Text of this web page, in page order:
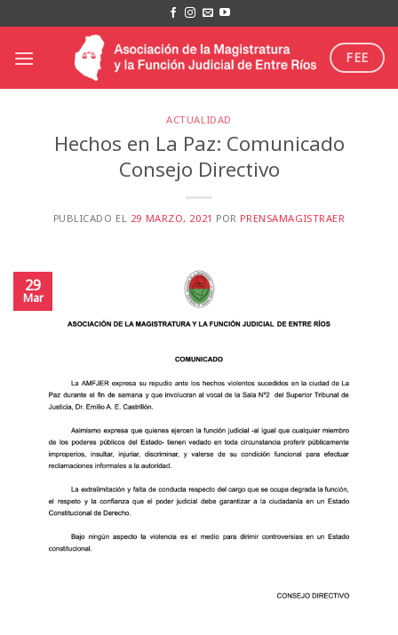
al
contenido
FEE
ACTUALIDAD
Hechos en La Paz: Comunicado
Consejo Directivo
PUBLICADO EL 29 MARZO, 2021 POR PRENSAMAGISTRAER
29
Mar